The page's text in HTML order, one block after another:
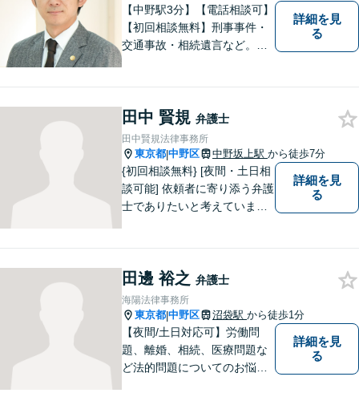
ます。
【中野駅3分】【電話相談可】
【初回相談無料】刑事事件・
交通事故・相続遺言など。フ
はありません。お気軽に弁護
士にご相談ください【休日・
夜間相談可】
詳細を見
る
田中 賢規 弁護士
田中賢規法律事務所
東京都|中野区 中野坂上駅 から徒歩7分
{初回相談無料} [夜間・土日相
談可能] 依頼者に寄り添う弁護
士でありたいと考えていま
詳細を見
る
田邊 裕之 弁護士
海陽法律事務所
東京都|中野区 沼袋駅 から徒歩1分
【夜間/土日対応可】労働問
題、離婚、相続、医療問題な
ど法的問題についてのお悩み
詳細を見
る